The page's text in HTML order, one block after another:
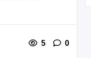
4778Z -
5 0